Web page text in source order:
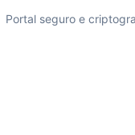
Portal seguro e